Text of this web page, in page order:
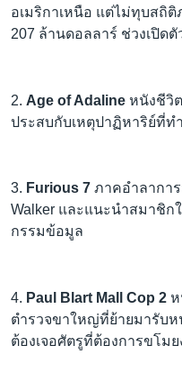
อเมริกาเหนือ แต่ไม่ทุบสถิติ
207 ล้านดอลลาร์ ช่วงเปิดตั
2. Age of Adaline หนังชีวิ
ประสบกับเหตุปาฏิหาริย์ที่ท
3. Furious 7 ภาคอำลากา
Walker และแนะนำสมาชิก
กรรมข้อมูล
4. Paul Blart Mall Cop 2 ห
ตำรวจขาใหญ่ที่ย้ายมารับห
ต้องเจอศัตรูที่ต้องการขโม